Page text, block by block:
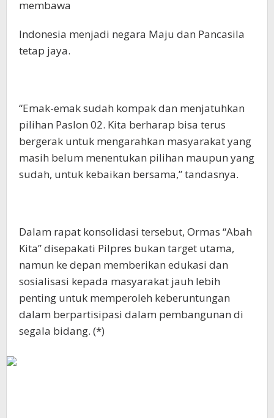
membawa
Indonesia menjadi negara Maju dan Pancasila
tetap jaya.
“Emak-emak sudah kompak dan menjatuhkan
pilihan Paslon 02. Kita berharap bisa terus
bergerak untuk mengarahkan masyarakat yang
masih belum menentukan pilihan maupun yang
sudah, untuk kebaikan bersama,” tandasnya.
Dalam rapat konsolidasi tersebut, Ormas “Abah
Kita” disepakati Pilpres bukan target utama,
namun ke depan memberikan edukasi dan
sosialisasi kepada masyarakat jauh lebih
penting untuk memperoleh keberuntungan
dalam berpartisipasi dalam pembangunan di
segala bidang. (*)